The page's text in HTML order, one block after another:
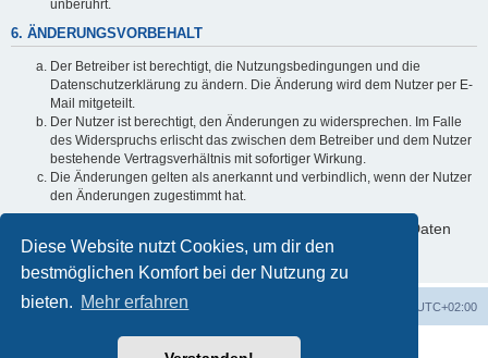
Diese Website nutzt Cookies, um dir den
bestmöglichen Komfort bei der Nutzung zu
bieten. Mehr erfahren
unberührt.
6. ÄNDERUNGSVORBEHALT
Der Betreiber ist berechtigt, die Nutzungsbedingungen und die
Datenschutzerklärung zu ändern. Die Änderung wird dem Nutzer per E-
Mail mitgeteilt.
Der Nutzer ist berechtigt, den Änderungen zu widersprechen. Im Falle
des Widerspruchs erlischt das zwischen dem Betreiber und dem Nutzer
bestehende Vertragsverhältnis mit sofortiger Wirkung.
Die Änderungen gelten als anerkannt und verbindlich, wenn der Nutzer
den Änderungen zugestimmt hat.
Informationen über den Umgang mit deinen persönlichen Daten
sind in der Datenschutzerklärung enthalten.
Foren-Übersicht UTC+02:00